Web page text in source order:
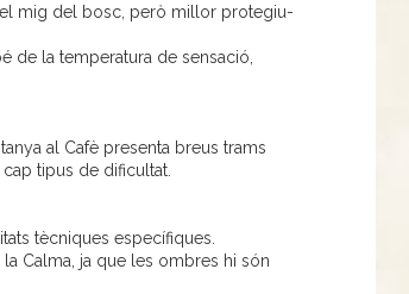
mig del bosc, però millor protegiu-
de la temperatura de sensació,
al Cafè presenta breus trams
tipus de dificultat.
tècniques específiques.
Calma, ja que les ombres hi són